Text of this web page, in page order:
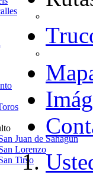
Juan de Sahagún
Lorenzo
Tirso